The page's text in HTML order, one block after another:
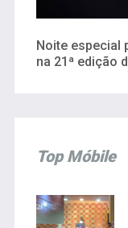
Noite especial
na 21ª edição
Top Móbile